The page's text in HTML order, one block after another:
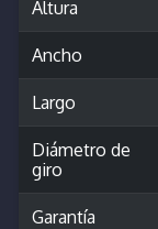
Altura
Ancho
Largo
Diámetro de
giro
Garantía